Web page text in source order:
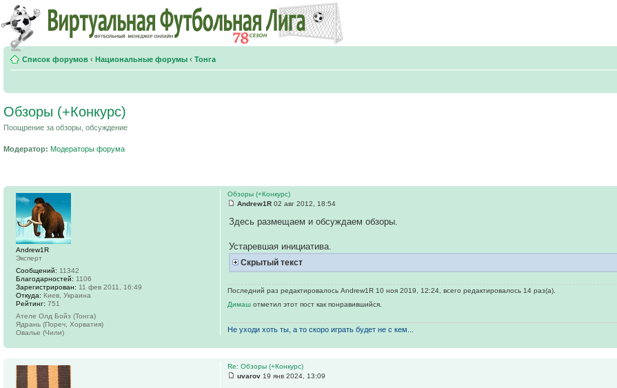
Список форумов ‹ Национальные форумы ‹ Тонга
Обзоры (+Конкурс)
Поощрение за обзоры, обсуждение
Модератор: Модераторы форума
Обзоры (+Конкурс)
Andrew1R 02 авг 2012, 18:54
Здесь размещаем и обсуждаем обзоры.
Устаревшая инициатива.
Скрытый текст
Последний раз редактировалось Andrew1R 10 ноя 2019, 12:24, всего редактировалось 14 раз(а).
Димашотметил этот пост как понравившийся.
Не уходи хоть ты, а то скоро играть будет не с кем...
Andrew1R
Эксперт
Сообщений: 11342
Благодарностей: 1106
Зарегистрирован: 11 фев 2011, 16:49
Откуда: Киев, Украина
Рейтинг: 751
Ателе Олд Бойз (Тонга)
Ядрань (Пореч, Хорватия)
Овалье (Чили)
Re: Обзоры (+Конкурс)
uvarov 19 янв 2024, 13:09